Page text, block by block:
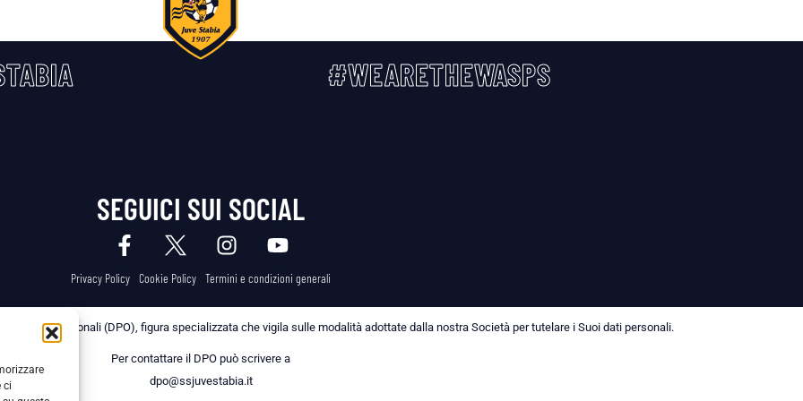
ci
#WEARETHEWASPS
SEGUICI SUI SOCIAL
Privacy Policy Cookie Policy Termini e condizioni generali
dei Dati Personali (DPO), figura specializzata che vigila sulle modalità adottate dalla nostra Società per tutelare i Suoi dati personali.
Per contattare il DPO può scrivere a
dpo@ssjuvestabia.it